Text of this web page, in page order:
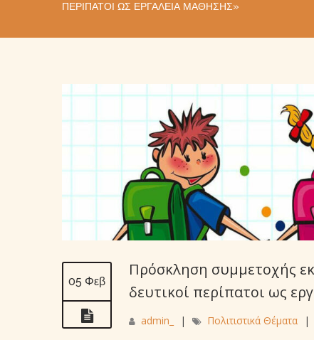
ΠΕΡΊΠΑΤΟΙ ΩΣ ΕΡΓΑΛΕΊΑ ΜΆΘΗΣΗΣ»
05 Φεβ
Πρόσκληση συμμετοχής
δευτικοί περίπατοι ως
admin_ | Πολιτιστικά Θέματα |